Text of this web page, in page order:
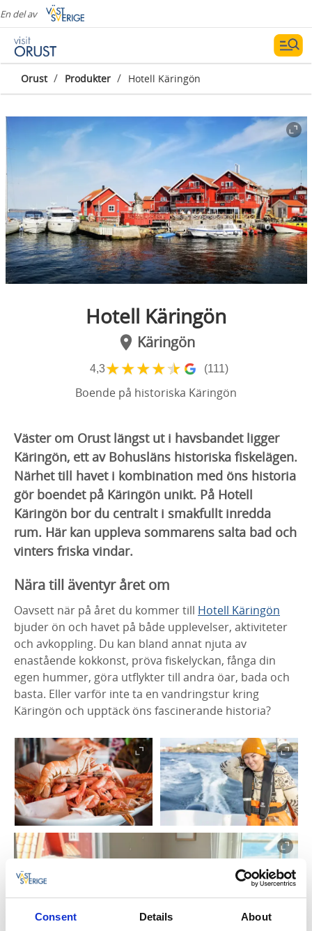
Consent Details About
En del av
Orust / Produkter / Hotell Käringön
Hotell Käringön
Käringön
4,3★★★★★ (111)
Boende på historiska Käringön
Väster om Orust längst ut i havsbandet ligger
Käringön, ett av Bohusläns historiska fiskelägen.
Närhet till havet i kombination med öns historia
gör boendet på Käringön unikt. På Hotell
Käringön bor du centralt i smakfullt inredda
rum. Här kan uppleva sommarens salta bad och
vinters friska vindar.
Nära till äventyr året om
Oavsett när på året du kommer till Hotell Käringön
bjuder ön och havet på både upplevelser, aktiviteter
och avkoppling. Du kan bland annat njuta av
enastående kokkonst, pröva fiskelyckan, fånga din
egen hummer, göra utflykter till andra öar, bada och
basta. Eller varför inte ta en vandringstur kring
Käringön och upptäck öns fascinerande historia?